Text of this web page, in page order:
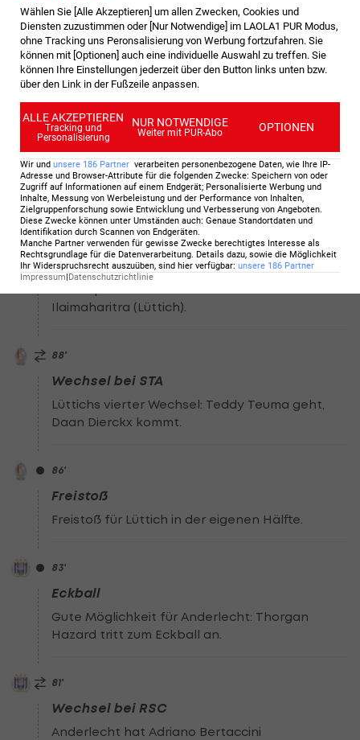
Torschuss von Killian Sardella (Anderlecht).
90
Nachspielzeit: 5 Minuten
90'
Abstoß
Erik Lambrechts zeigt auf Abstoß für Lüttich.
88'
Wechsel bei STA
Ilaimaharitra (Lüttich).
88'
Wechsel bei STA
Lüttichs vierter Wechsel: Teddy Teuma geht,
Daan Dierckx kommt.
86'
Freistoß
Freistoß für Lüttich in der eigenen Hälfte.
83'
Eckball
Gute Möglichkeit für Anderlecht: Thorgan
Hazard tritt zum Eckball an.
81'
Wechsel bei RSC
Anderlecht hat Adriano Bertaccini
Wählen Sie [Alle Akzeptieren] um allen Zwecken, Cookies und
Diensten zuzustimmen oder [Nur Notwendige] im LAOLA1 PUR Modus,
ohne Tracking uns Peronsalisierung von Werbung fortzufahren. Sie
können mit [Optionen] auch eine individuelle Auswahl zu treffen. Sie
können Ihre Einstellungen jederzeit über den Button links unten bzw.
über den Link in der Fußzeile anpassen.
ALLE AKZEPTIEREN
Tracking und
Personalisierung
NUR NOTWENDIGE
Weiter mit PUR-Abo OPTIONEN
Wir und unsere 186 Partner verarbeiten personenbezogene Daten, wie Ihre IP-
Adresse und Browser-Attribute für die folgenden Zwecke: Speichern von oder
Zugriff auf Informationen auf einem Endgerät; Personalisierte Werbung und
Inhalte, Messung von Werbeleistung und der Performance von Inhalten,
Zielgruppenforschung sowie Entwicklung und Verbesserung von Angeboten
Diese Zwecke können unter Umständen auch: Genaue Standortdaten und
Identifikation durch Scannen von Endgeräten
Manche Partner verwenden für gewisse Zwecke berechtigtes Interesse als
Rechtsgrundlage für die Datenverarbeitung. Details dazu, sowie die Möglichkeit
Ihr Widerspruchsrecht auszuüben, sind hier verfügbar: unsere 186 Partner
Impressum|Datenschutzrichtlinie